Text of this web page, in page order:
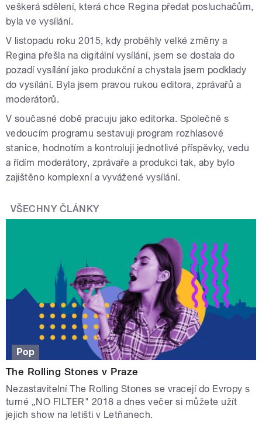
veškerá sdělení, která chce Regina předat posluchačům,
byla ve vysílání.
V listopadu roku 2015, kdy proběhly velké změny a
Regina přešla na digitální vysílání, jsem se dostala do
pozadí vysílání jako produkční a chystala jsem podklady
do vysílání. Byla jsem pravou rukou editora, zprávařů a
moderátorů.
V současné době pracuju jako editorka. Společně s
vedoucím programu sestavuji program rozhlasové
stanice, hodnotím a kontroluji jednotlivé příspěvky, vedu
a řídím moderátory, zprávaře a produkci tak, aby bylo
zajištěno komplexní a vyvážené vysílání.
VŠECHNY ČLÁNKY
Pop
The Rolling Stones v Praze
Nezastavitelní The Rolling Stones se vracejí do Evropy s
turné „NO FILTER" 2018 a dnes večer si můžete užít
jejich show na letišti v Letňanech.